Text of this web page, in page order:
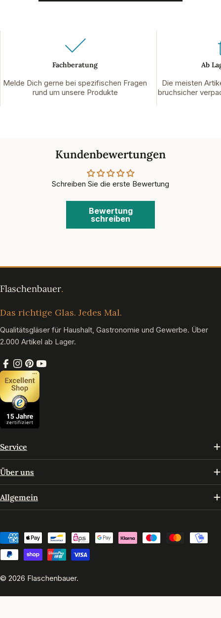
Fachberatung
Melde Dich gerne bei spezifischen Fragen
rund um unsere Produkte
Ab
Die meisten
bruchsicher
Kundenbewertungen
Schreiben Sie die erste Bewertung
Bewertung
schreiben
Das richtige Glas. Jedes Mal.
Qualitätsgläser für Haushalt, Gastronomie und Gewerbe. Über
2.000 Artikel ab Lager.
Facebook
Instagram
Pinterest
YouTube
Service
Über uns
Allgemein
Zahlungsmethoden
© 2026 Flaschenbauer.